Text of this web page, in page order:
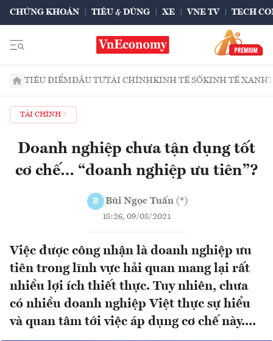
CHỨNG KHOÁN TIÊU & DÙNG XE VNE TV TECH
TIÊU ĐIỂMĐẦU TƯTÀI CHÍNHKINH TẾ SỐKINH TẾ XANH
TÀI CHÍNH
Doanh nghiệp chưa tận dụng tốt
cơ chế… “doanh nghiệp ưu tiên”?
B Bùi Ngọc Tuấn (*)
18:26, 09/08/2021
Việc được công nhận là doanh nghiệp ưu
tiên trong lĩnh vực hải quan mang lại rất
nhiều lợi ích thiết thực. Tuy nhiên, chưa
có nhiều doanh nghiệp Việt thực sự hiểu
và quan tâm tới việc áp dụng cơ chế này....